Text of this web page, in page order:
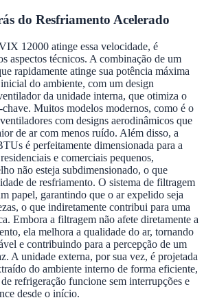
do Resfriamento Acelerado
12000 atinge essa velocidade, é
aspectos técnicos. A combinação de um
rapidamente atinge sua potência máxima
do ambiente, com um design
da unidade interna, que otimiza o
Muitos modelos modernos, como é o
com designs aerodinâmicos que
de ar com menos ruído. Além disso, a
é perfeitamente dimensionada para a
e comerciais pequenos,
não esteja subdimensionado, o que
de resfriamento. O sistema de filtragem
papel, garantindo que o ar expelido seja
o que indiretamente contribui para uma
Embora a filtragem não afete diretamente a
ela melhora a qualidade do ar, tornando
e contribuindo para a percepção de um
A unidade externa, por sua vez, é projetada
do ambiente interno de forma eficiente,
refrigeração funcione sem interrupções e
desde o início.